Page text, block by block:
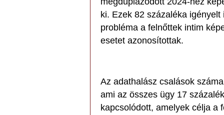
ki. Ezek 82 százaléka
probléma a felnőttek intim
esetet azonosítottak.
Az adathalász csalások
ami az összes ügy 17
kapcsolódott, amelyek célja a